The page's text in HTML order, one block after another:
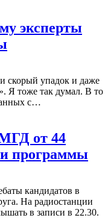
эксперты
скорый упадок и даже
Я тоже так думал. В то
с…
от 44
программы
кандидатов в
На радиостанции
в записи в 22.30.